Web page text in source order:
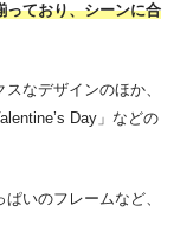
っており、シーンに合
なデザインのほか、
Day」などの
いのフレームなど、